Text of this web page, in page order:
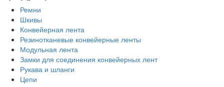
Ремни
Шкивы
Конвейерная лента
Резинотканевые конвейерные ленты
Модульная лента
Замки для соединения конвейерных лент
Рукава и шланги
Цепи